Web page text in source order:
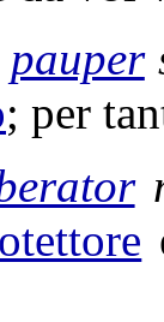
pauper
; per